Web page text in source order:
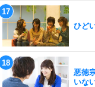
ひど
悪徳
いな